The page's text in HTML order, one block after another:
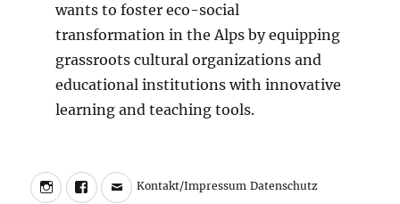
wants to foster eco-social
transformation in the Alps by equipping
grassroots cultural organizations and
educational institutions with innovative
learning and teaching tools.
InstagramFacebookCharly
Walter
Kontakt/ImpressumKontakt/Impressum
DatenschutzDatenschutz